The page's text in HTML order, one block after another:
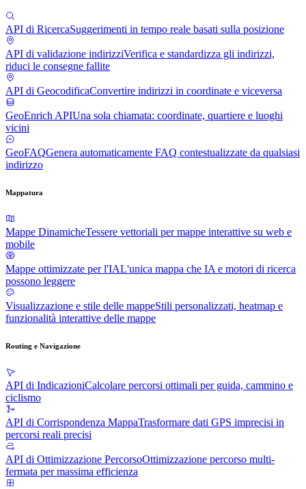
API di RicercaSuggerimenti in tempo reale basati sulla posizione
API di validazione indirizziVerifica e standardizza gli indirizzi,
riduci le consegne fallite
API di GeocodificaConvertire indirizzi in coordinate e viceversa
GeoEnrich APIUna sola chiamata: coordinate, quartiere e luoghi
vicini
GeoFAQGenera automaticamente FAQ contestualizzate da qualsiasi
indirizzo
Mappatura
Mappe DinamicheTessere vettoriali per mappe interattive su web e
mobile
Mappe ottimizzate per l'IAL'unica mappa che IA e motori di ricerca
possono leggere
Visualizzazione e stile delle mappeStili personalizzati, heatmap e
funzionalità interattive delle mappe
Routing e Navigazione
API di IndicazioniCalcolare percorsi ottimali per guida, cammino e
ciclismo
API di Corrispondenza MappaTrasformare dati GPS imprecisi in
percorsi reali precisi
API di Ottimizzazione PercorsoOttimizzazione percorso multi-
fermata per massima efficienza